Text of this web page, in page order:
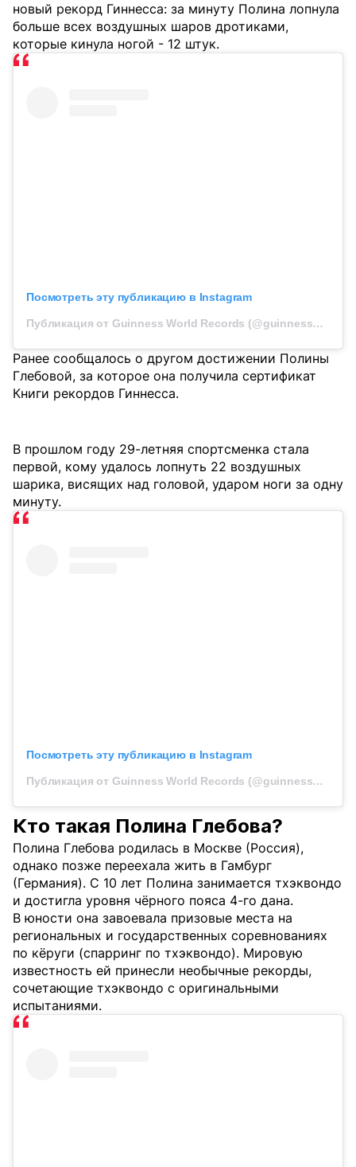
новый рекорд Гиннесса: за минуту Полина лопнула
больше всех воздушных шаров дротиками,
которые кинула ногой - 12 штук.
Посмотреть эту публикацию в Instagram
Публикация от Guinness World Records (@guinnessworldrecords)
Ранее сообщалось о другом достижении Полины
Глебовой, за которое она получила сертификат
Книги рекордов Гиннесса.
В прошлом году 29-летняя спортсменка стала
первой, кому удалось лопнуть 22 воздушных
шарика, висящих над головой, ударом ноги за одну
минуту.
Посмотреть эту публикацию в Instagram
Публикация от Guinness World Records (@guinnessworldrecords)
Кто такая Полина Глебова?
Полина Глебова родилась в Москве (Россия),
однако позже переехала жить в Гамбург
(Германия). С 10 лет Полина занимается тхэквондо
и достигла уровня чёрного пояса 4-го дана.
В юности она завоевала призовые места на
региональных и государственных соревнованиях
по кёруги (спарринг по тхэквондо). Мировую
известность ей принесли необычные рекорды,
сочетающие тхэквондо с оригинальными
испытаниями.